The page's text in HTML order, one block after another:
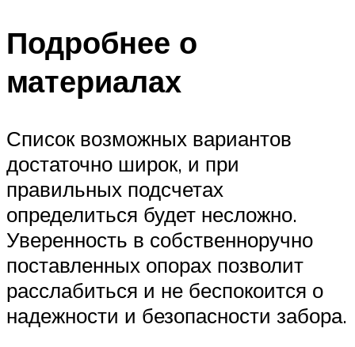
Подробнее о
материалах
Список возможных вариантов
достаточно широк, и при
правильных подсчетах
определиться будет несложно.
Уверенность в собственноручно
поставленных опорах позволит
расслабиться и не беспокоится о
надежности и безопасности забора.